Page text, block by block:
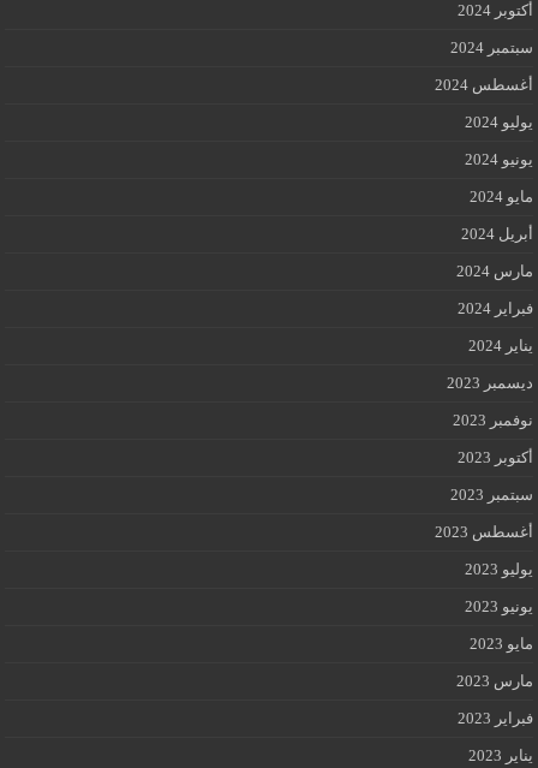
أكتوبر 2024
سبتمبر 2024
أغسطس 2024
يوليو 2024
يونيو 2024
مايو 2024
أبريل 2024
مارس 2024
فبراير 2024
يناير 2024
ديسمبر 2023
نوفمبر 2023
أكتوبر 2023
سبتمبر 2023
أغسطس 2023
يوليو 2023
يونيو 2023
مايو 2023
مارس 2023
فبراير 2023
يناير 2023